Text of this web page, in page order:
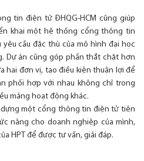
tin điện tử ĐHQG-HCM cũng giúp
khai một hệ thống cổng thông tin
cầu đặc thù của mô hình đại học
Dự án cũng góp phần thắt chặt hơn
hai đơn vị, tạo điều kiện thuận lợi để
phối hợp với nhau không chỉ trong
mảng hoạt động khác.
dựng một cổng thông tin điện tử tiên
năng cho doanh nghiệp của mình,
HPT để được tư vấn, giải đáp.